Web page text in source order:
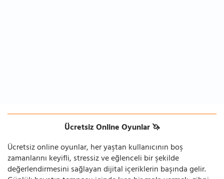
Ücretsiz Online Oyunlar 🦄
Ücretsiz online oyunlar, her yaştan kullanıcının boş
zamanlarını keyifli, stressiz ve eğlenceli bir şekilde
değerlendirmesini sağlayan dijital içeriklerin başında gelir.